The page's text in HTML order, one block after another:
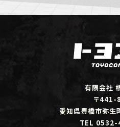
有限会社
〒441-
愛知県豊橋市弥
TEL